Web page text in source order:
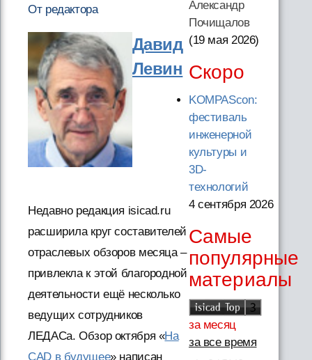
От редактора
Давид
Левин
Недавно редакция isicad.ru
расширила круг составителей
отраслевых обзоров месяца –
привлекла к этой благородной
деятельности ещё несколько
ведущих сотрудников
ЛЕДАСа. Обзор октября «На
CAD в будущее» написан
Александр
Почищалов
(19 мая 2026)
Скоро
KOMPAScon:
фестиваль
инженерной
культуры и
3D-
технологий
4 сентября 2026
Самые
популярные
материалы
за месяц
за все время